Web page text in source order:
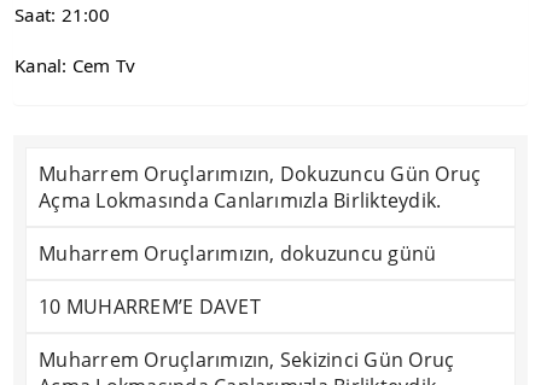
Saat: 21:00
Kanal: Cem Tv
Muharrem Oruçlarımızın, Dokuzuncu Gün Oruç
Açma Lokmasında Canlarımızla Birlikteydik.
Muharrem Oruçlarımızın, dokuzuncu günü
10 MUHARREM’E DAVET
Muharrem Oruçlarımızın, Sekizinci Gün Oruç